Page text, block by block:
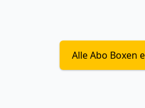
Alle Abo Boxen